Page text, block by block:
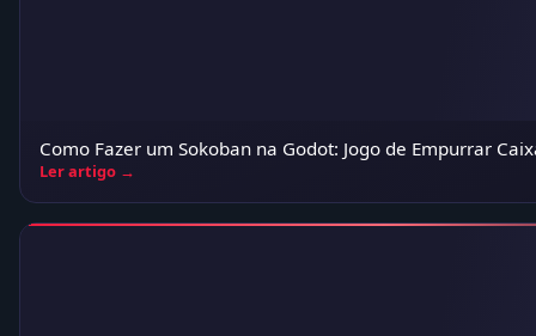
Como Fazer um Sokoban na Godot: Jogo de Empurrar
Ler artigo →